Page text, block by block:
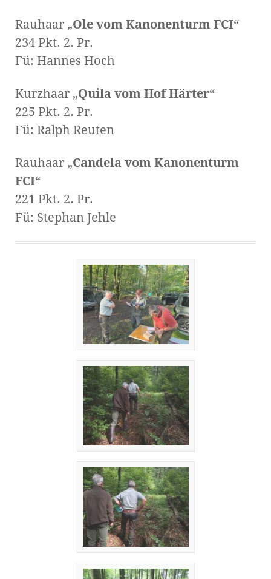
Rauhaar „Ole vom Kanonenturm FCI“
234 Pkt. 2. Pr.
Fü: Hannes Hoch
Kurzhaar „Quila vom Hof Härter“
225 Pkt. 2. Pr.
Fü: Ralph Reuten
Rauhaar „Candela vom Kanonenturm
FCI“
221 Pkt. 2. Pr.
Fü: Stephan Jehle